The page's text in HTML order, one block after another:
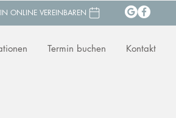
ONLINE VEREINBAREN
Termin buchen Kontakt